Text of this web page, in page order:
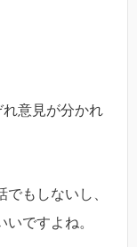
意見が分かれ
もしないし、
ですよね。